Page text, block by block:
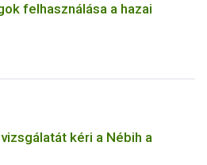
felhasználása a hazai
kéri a Nébih a